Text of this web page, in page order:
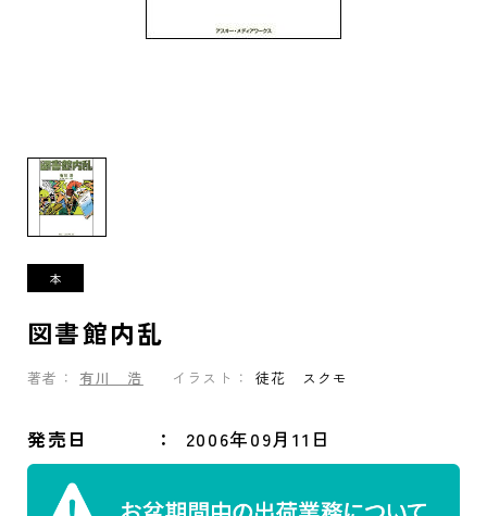
図書館内乱
著者： 有川 浩 イラスト： 徒花 スクモ
発売日 2006年09月11日